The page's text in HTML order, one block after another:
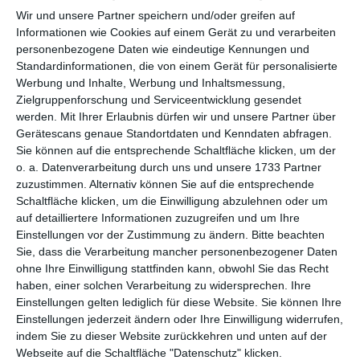
Wir und unsere Partner speichern und/oder greifen auf
Informationen wie Cookies auf einem Gerät zu und verarbeiten
personenbezogene Daten wie eindeutige Kennungen und
Standardinformationen, die von einem Gerät für personalisierte
Werbung und Inhalte, Werbung und Inhaltsmessung,
Zielgruppenforschung und Serviceentwicklung gesendet
werden. Mit Ihrer Erlaubnis dürfen wir und unsere Partner über
Gerätescans genaue Standortdaten und Kenndaten abfragen.
Sie können auf die entsprechende Schaltfläche klicken, um der
o. a. Datenverarbeitung durch uns und unsere 1733 Partner
zuzustimmen. Alternativ können Sie auf die entsprechende
Schaltfläche klicken, um die Einwilligung abzulehnen oder um
auf detailliertere Informationen zuzugreifen und um Ihre
Einstellungen vor der Zustimmung zu ändern. Bitte beachten
Sie, dass die Verarbeitung mancher personenbezogener Daten
ohne Ihre Einwilligung stattfinden kann, obwohl Sie das Recht
haben, einer solchen Verarbeitung zu widersprechen. Ihre
Einstellungen gelten lediglich für diese Website. Sie können Ihre
Einstellungen jederzeit ändern oder Ihre Einwilligung widerrufen,
indem Sie zu dieser Website zurückkehren und unten auf der
Webseite auf die Schaltfläche "Datenschutz" klicken.
per E-Mail(kostenlos)
TEILEN
Facebook, Twitter, WhatsApp, ...
WEITERE KARTEN IN DIESEN
KATEGORIEN ANSEHEN
Feiertage, Festtage
Ehrentage
Vatertag